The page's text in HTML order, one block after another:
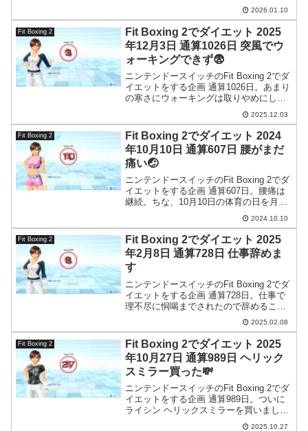
2026.01.10
Fit Boxing 2
Fit Boxing 2でダイエット 2025
年12月3日 通算1026日 突風でウ
ォーキングできず😨
ニンテンドースイッチのFit Boxing 2でダ
イエットをする企画 通算1026日。あまり
の寒さにウォーキングは取りやめにしま
した。こんな時に無理したら風邪ひきま
2025.12.03
Fit Boxing 2
Fit Boxing 2でダイエット 2024
年10月10日 通算607日 腰がまだ
痛い🤕
ニンテンドースイッチのFit Boxing 2でダ
イエットをする企画 通算607日。腰痛は
継続。ちな、10月10日の体育の日を月曜
に移してスポーツの日としたことに未だ
2024.10.10
Fit Boxing 2
Fit Boxing 2でダイエット 2025
年2月8日 通算728日 仕事辞めま
す
ニンテンドースイッチのFit Boxing 2でダ
イエットをする企画 通算728日。仕事で
理不尽に恫喝までされたので辞めること
2025.02.08
Fit Boxing 2
Fit Boxing 2でダイエット 2025
年10月27日 通算989日 ヘリック
スミラー買った💸
ニンテンドースイッチのFit Boxing 2でダ
イエットをする企画 通算989日。ついに
ライシン ヘリックスミラーを買いました
(高かった…)。届くのが楽しみです。2025.10.27